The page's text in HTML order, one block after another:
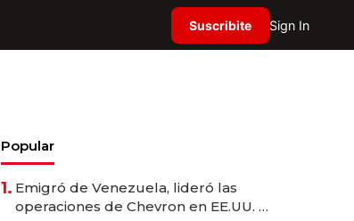
Suscribite Sign In
Popular
1. Emigró de Venezuela, lideró las
operaciones de Chevron en EE.UU. y